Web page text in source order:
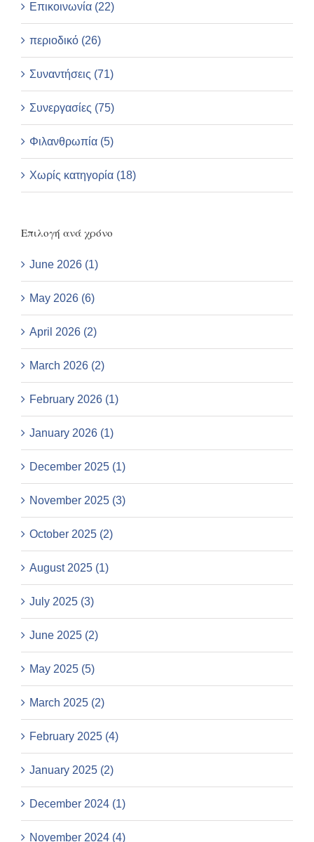
Επικοινωνία (22)
περιοδικό (26)
Συναντήσεις (71)
Συνεργασίες (75)
Φιλανθρωπία (5)
Χωρίς κατηγορία (18)
Επιλογή ανά χρόνο
June 2026 (1)
May 2026 (6)
April 2026 (2)
March 2026 (2)
February 2026 (1)
January 2026 (1)
December 2025 (1)
November 2025 (3)
October 2025 (2)
August 2025 (1)
July 2025 (3)
June 2025 (2)
May 2025 (5)
March 2025 (2)
February 2025 (4)
January 2025 (2)
December 2024 (1)
November 2024 (4)